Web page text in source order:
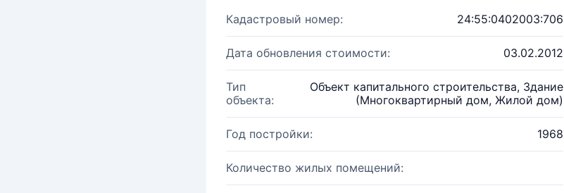
Кадастровый номер: 24:55:0402003:706
Дата обновления стоимости: 03.02.2012
Тип
объекта:
Объект капитального строительства, Здание
(Многоквартирный дом, Жилой дом)
Год постройки: 1968
Количество жилых помещений: